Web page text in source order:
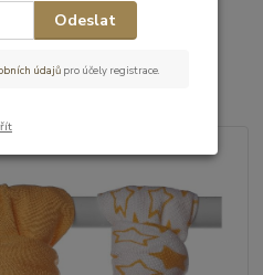
dětské
Odeslat
údajů pro účely registrace.